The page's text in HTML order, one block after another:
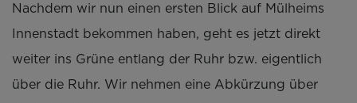
Nachdem wir nun einen ersten Blick auf Mülheims
Innenstadt bekommen haben, geht es jetzt direkt
weiter ins Grüne entlang der Ruhr bzw. eigentlich
über die Ruhr. Wir nehmen eine Abkürzung über